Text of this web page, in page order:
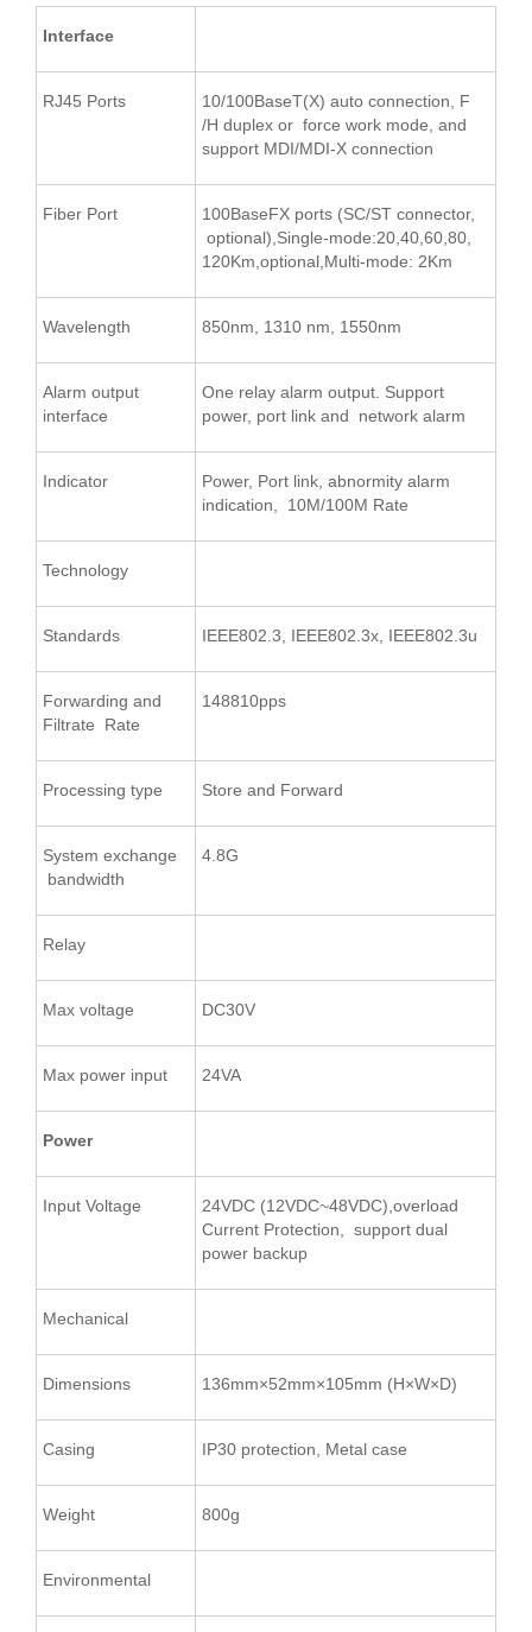
Interface
RJ45 Ports
10/100BaseT(X) auto connection, F
/H duplex or force work mode, and
support MDI/MDI-X connection
Fiber Port
100BaseFX ports (SC/ST connector,
optional),Single-mode:20,40,60,80,
120Km,optional,Multi-mode: 2Km
Wavelength 850nm, 1310 nm, 1550nm
Alarm output
interface
One relay alarm output. Support
power, port link and network alarm
Indicator
Power, Port link, abnormity alarm
indication, 10M/100M Rate
Technology
Standards IEEE802.3, IEEE802.3x, IEEE802.3u
Forwarding and
Filtrate Rate
148810pps
Processing type Store and Forward
System exchange
bandwidth
4.8G
Relay
Max voltage DC30V
Max power input 24VA
Power
Input Voltage
24VDC (12VDC~48VDC),overload
Current Protection, support dual
power backup
Mechanical
Dimensions 136mm×52mm×105mm (H×W×D)
Casing IP30 protection, Metal case
Weight 800g
Environmental